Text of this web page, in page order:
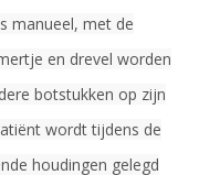
manueel, met de
en drevel worden
botstukken op zijn
wordt tijdens de
houdingen gelegd